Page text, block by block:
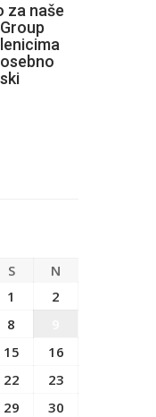
za naše
S
N
1
2
8
15
16
22
23
29
30